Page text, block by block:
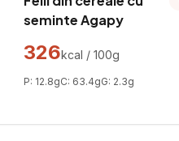
seminte Agapy
326kcal / 100g
P: 12.8gC: 63.4gG: 2.3g